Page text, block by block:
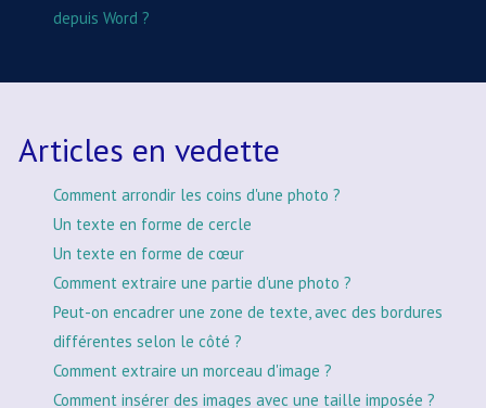
depuis Word ?
Articles en vedette
Comment arrondir les coins d'une photo ?
Un texte en forme de cercle
Un texte en forme de cœur
Comment extraire une partie d'une photo ?
Peut-on encadrer une zone de texte, avec des bordures
différentes selon le côté ?
Comment extraire un morceau d'image ?
Comment insérer des images avec une taille imposée ?